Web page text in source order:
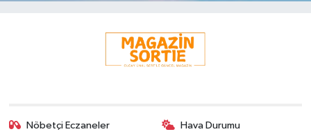
Nöbetçi Eczaneler Hava Durumu